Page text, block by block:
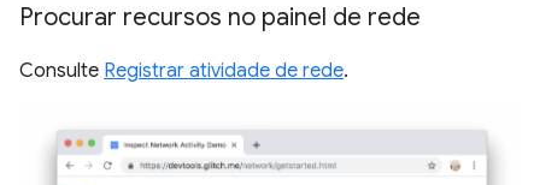
Procurar recursos no painel de rede
Consulte Registrar atividade de rede.